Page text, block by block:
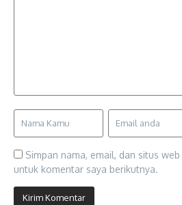
Simpan nama, email, dan situs
untuk komentar saya berikutnya.